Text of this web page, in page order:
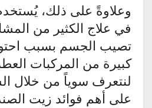
وعلاوةً على ذلك،
في علاج الكثير من
تصيب الجسم بسبب
كبيرة من المركبات
لنتعرف سوياً من خلال
على أهم فوائد زيت